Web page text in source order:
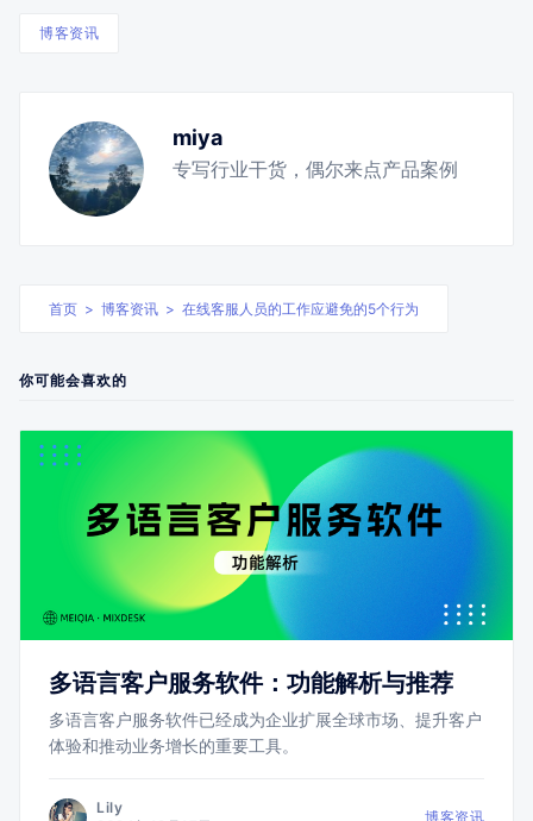
博客资讯
miya
专写行业干货，偶尔来点产品案例
首页 > 博客资讯 > 在线客服人员的工作应避免的5个行为
你可能会喜欢的
多语言客户服务软件：功能解析与推荐
多语言客户服务软件已经成为企业扩展全球市场、提升客户
体验和推动业务增长的重要工具。
Lily
博客资讯